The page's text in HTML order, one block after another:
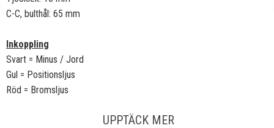
C-C, bulthål: 65 mm
Inkoppling
Svart = Minus / Jord
Gul = Positionsljus
Röd = Bromsljus
UPPTÄCK MER